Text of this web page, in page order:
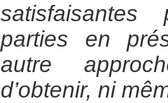
parties en
autre
d’obtenir, ni